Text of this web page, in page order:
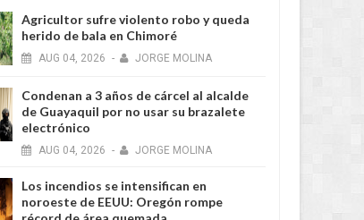
Agricultor sufre violento robo y queda
herido de bala en Chimoré
AUG 04, 2026 - JORGE MOLINA
Condenan a 3 años de cárcel al alcalde
de Guayaquil por no usar su brazalete
electrónico
AUG 04, 2026 - JORGE MOLINA
Los incendios se intensifican en
noroeste de EEUU: Oregón rompe